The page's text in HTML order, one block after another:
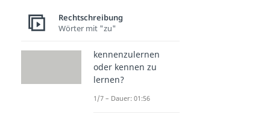
Rechtschreibung
Wörter mit "zu"
kennenzulernen
oder kennen zu
lernen?
1/7 – Dauer: 01:56